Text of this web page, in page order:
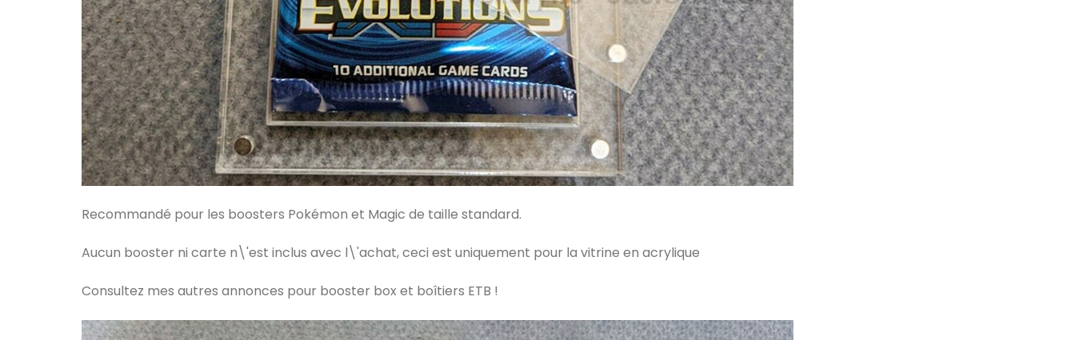
Recommandé pour les boosters Pokémon et Magic de taille standard.
Aucun booster ni carte n\'est inclus avec l\'achat, ceci est uniquement pour la vitrine en acrylique
Consultez mes autres annonces pour booster box et boîtiers ETB !